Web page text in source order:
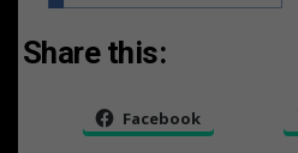
Share this:
Facebook